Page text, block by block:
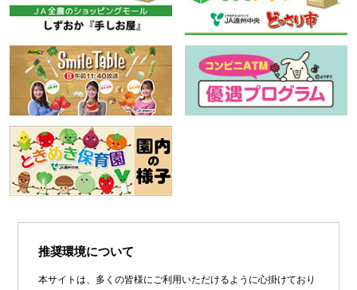
推奨環境について
本サイトは、多くの皆様にご利用いただけるように心掛けており